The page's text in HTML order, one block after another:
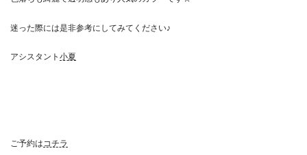
迷った際には是非参考にしてみてください♪
アシスタント 小夏
ご予約は コチラ